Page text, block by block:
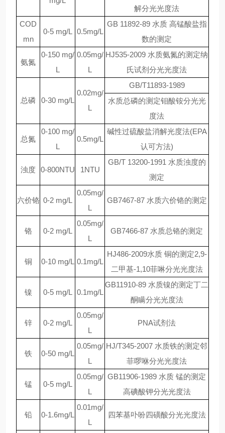
解分光光度法
COD
mn
0-5 mg/L 0.5mg/L
GB 11892-89 水质 高锰酸盐指
数的测定
氨氮
0-150 mg/
L
0.05mg/
L
HJ535-2009 水质氨氮的测定纳
氏试剂分光光度法
总磷 0-30 mg/L
0.02mg/
L
GB/T11893-1989
水质总磷的测定钼酸铵分光光
度法
总氮
0-100 mg/
L
0.5mg/L
碱性过硫酸盐消解光度法(EPA
认可方法)
浊度 0-800NTU 1NTU
GB/T 13200-1991 水质浊度的
测定
六价铬 0-2 mg/L
0.05mg/
L
GB7467-87 水质六价铬的测定
铬 0-2 mg/L
0.05mg/
L
GB7466-87 水质总铬的测定
铜 0-10 mg/L 0.1mg/L
HJ486-2009水质 铜的测定2,9-
二甲基-1,10菲啉分光光度法
镍 0-5 mg/L 0.1mg/L
GB11910-89 水质镍的测定丁二
酮瞒分光光度法
锌 0-2 mg/L
0.05mg/
L
PNA试剂法
铁 0-50 mg/L
0.05mg/
L
HJ/T345-2007 水质铁的测定邻
菲啰咻分光光度法
锰 0-5 mg/L
0.05mg/
L
GB11906-1989 水质 锰的测定
高碘酸钾分光光度法
铅 0-1.6mg/L
0.01mg/
L
四苯基卟吩四磺酸分光光度法